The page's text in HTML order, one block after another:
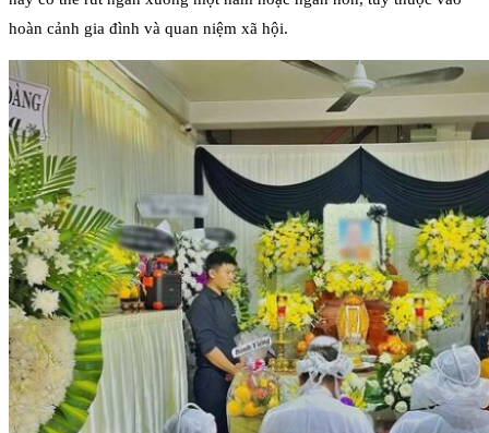
hoàn cảnh gia đình và quan niệm xã hội.